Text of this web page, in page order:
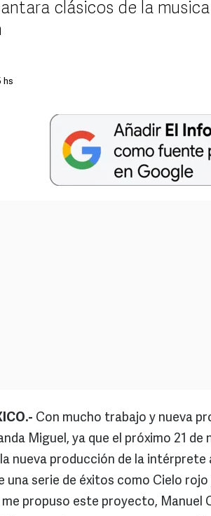
clásicos de la
hs
Con mucho trabajo y nueva
Miguel, ya que el próximo 21 de
nueva producción de la
una serie de éxitos como Cielo rojo
me propuso este proyecto, Manuel